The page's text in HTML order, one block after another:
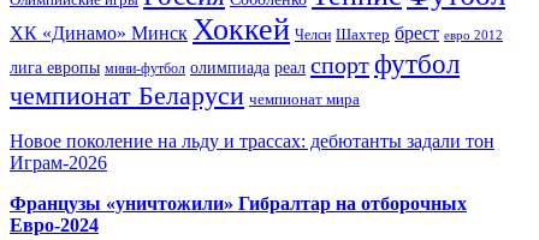
ХК «Динамо» Минск Хоккей Челси Шахтер брест евро 2012
лига европы мини-футбол олимпиада реал спортфутбол
чемпионат Беларуси чемпионат мира
Новое поколение на льду и трассах: дебютанты задали тон
Играм-2026
Французы «уничтожили» Гибралтар на отборочных
Евро-2024